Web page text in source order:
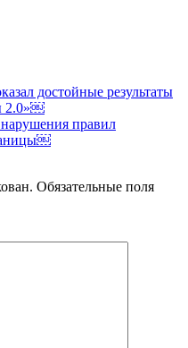
достойные результаты
2.0»￼
нарушения правил
Обязательные поля